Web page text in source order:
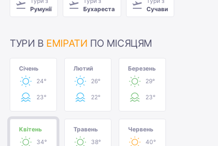
Румунії
Бухареста
Сучави
ТУРИ В ЕМІРАТИ ПО МІСЯЦЯМ
Січень
24°
23°
Лютий
26°
22°
Березень
29°
23°
Квітень
34°
Травень
38°
Червень
40°